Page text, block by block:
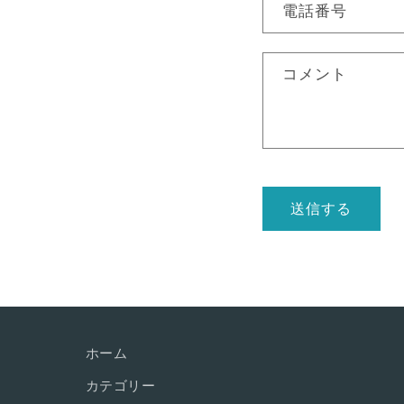
合
わ
ム
電話番号
コメント
送信する
ホーム
カテゴリー